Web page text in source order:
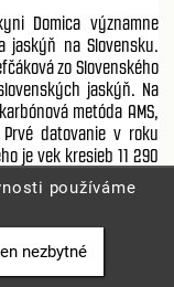
Domica významne
jaskýň na Slovensku.
zo Slovenského
jaskýň. Na
metóda AMS,
datovanie v roku
je vek kresieb 11 290
Tento výsledok
potvrdiť. Významne
ktorého ktoré
l. Kto je teda autorom
v neolite?
používáme
nezbytné